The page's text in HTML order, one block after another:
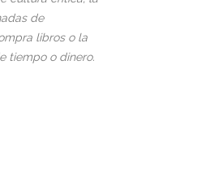
de
libros o la
tiempo o dinero.